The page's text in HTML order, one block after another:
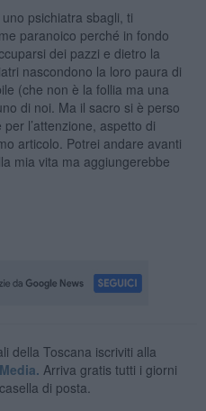
psichiatra sbagli, ti
paranoico perché in fondo
dei pazzi e dietro la
nascondono la loro paura di
(che non è la follia ma una
di noi. Ma il sacro si è perso
l’attenzione, aspetto di
articolo. Potrei andare avanti
mia vita ma aggiungerebbe
della Toscana iscriviti alla
Arriva gratis tutti i giorni
di posta.